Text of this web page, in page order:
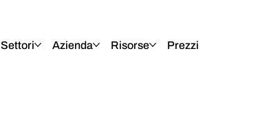
Settori Azienda Risorse Prezzi